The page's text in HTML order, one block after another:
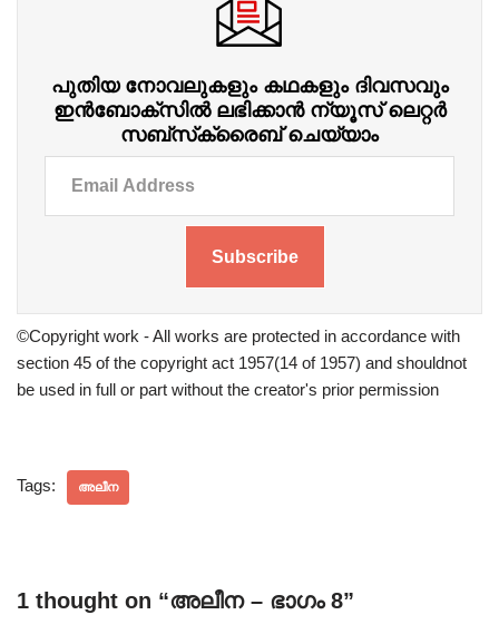
പുതിയ നോവലുകളും കഥകളും ദിവസവും
ഇന്‍ബോക്‌സില്‍ ലഭിക്കാന്‍ ന്യൂസ് ലെറ്റർ
സബ്‌സ്‌ക്രൈബ് ചെയ്യാം
Subscribe
©Copyright work - All works are protected in accordance with
section 45 of the copyright act 1957(14 of 1957) and shouldnot
be used in full or part without the creator's prior permission
Tags: അലീന
1 thought on “അലീന – ഭാഗം 8”